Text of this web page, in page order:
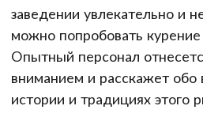
заведении увлекательно и
можно попробовать
Опытный персонал
вниманием и расскажет обо
истории и традициях этого